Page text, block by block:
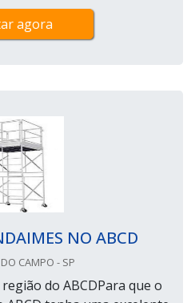
agora
NO ABCD
CAMPO - SP
do ABCDPara que o